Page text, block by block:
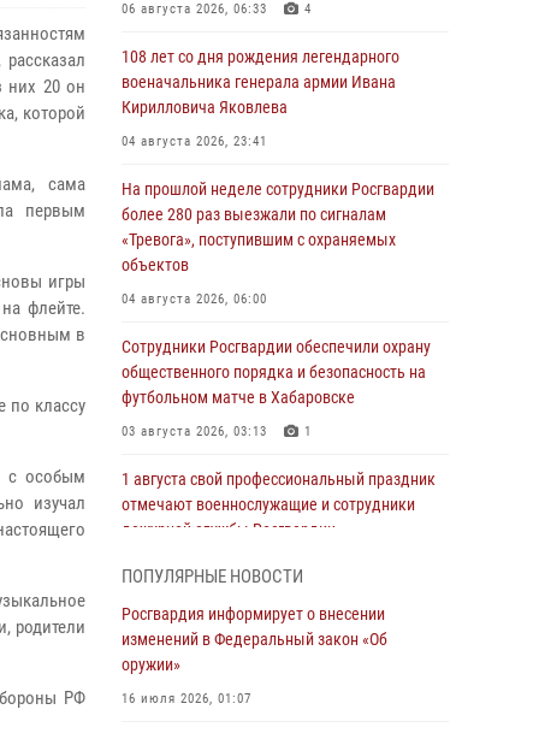
них 20 он
которой
сама
первым
игры
флейте.
в
по классу
с особым
изучал
родители
РФ
06 августа 2026, 06:33 4
108 лет со дня рождения легендарного
военачальника генерала армии Ивана
Кирилловича Яковлева
04 августа 2026, 23:41
На прошлой неделе сотрудники Росгвардии
более 280 раз выезжали по сигналам
«Тревога», поступившим с охраняемых
объектов
04 августа 2026, 06:00
Сотрудники Росгвардии обеспечили охрану
общественного порядка и безопасность на
футбольном матче в Хабаровске
03 августа 2026, 03:13 1
1 августа свой профессиональный праздник
отмечают военнослужащие и сотрудники
дежурной службы Росгвардии
День образования тыловых подразделений
Росгвардии
01 августа 2026, 00:00
ПОПУЛЯРНЫЕ НОВОСТИ
Росгвардия информирует о внесении
изменений в Федеральный закон «Об
оружии»
16 июля 2026, 01:07